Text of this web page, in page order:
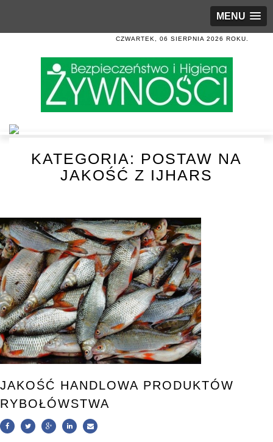
MENU
CZWARTEK, 06 SIERPNIA 2026 ROKU.
KATEGORIA: POSTAW NA
JAKOŚĆ Z IJHARS
JAKOŚĆ HANDLOWA PRODUKTÓW
RYBOŁÓWSTWA